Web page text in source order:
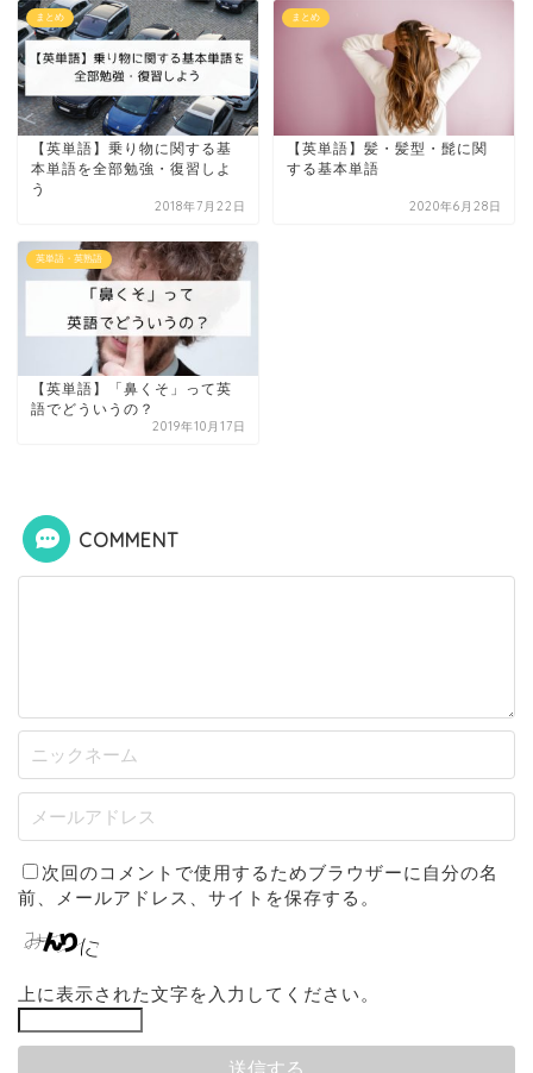
まとめ
【英単語】乗り物に関する基
本単語を全部勉強・復習しよ
う
2018年7月22日
まとめ
【英単語】髪・髪型・髭に関
する基本単語
2020年6月28日
英単語・英熟語
【英単語】「鼻くそ」って英
語でどういうの？
2019年10月17日
COMMENT
次回のコメントで使用するためブラウザーに自分の名
前、メールアドレス、サイトを保存する。
上に表示された文字を入力してください。